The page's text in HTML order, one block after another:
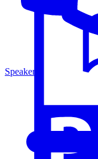
Speakers